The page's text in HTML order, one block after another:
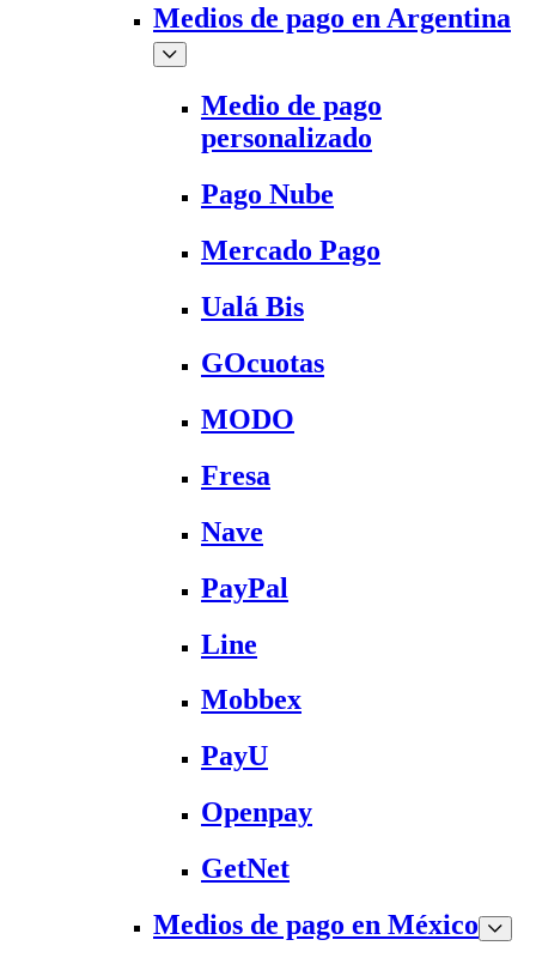
Medios de pago en Argentina
Medio de pago
personalizado
Pago Nube
Mercado Pago
Ualá Bis
GOcuotas
MODO
Fresa
Nave
PayPal
Line
Mobbex
PayU
Openpay
GetNet
Medios de pago en México